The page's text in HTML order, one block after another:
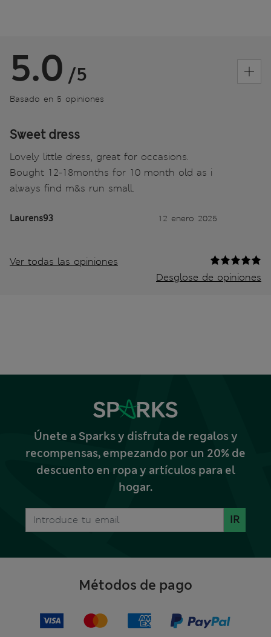
5.0 /5
Basado en 5 opiniones
Sweet dress
Lovely little dress, great for occasions.
Bought 12-18months for 10 month old as i
always find m&s run small.
Laurens93 12 enero 2025
Ver todas las opiniones
Desglose de opiniones
Únete a Sparks y disfruta de regalos y
recompensas, empezando por un 20% de
descuento en ropa y artículos para el
hogar.
IR
Métodos de pago